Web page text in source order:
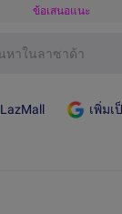
ข้อเสนอแนะ
LazMall เพิ่ม